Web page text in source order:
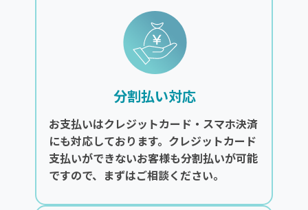
分割払い対応
お支払いはクレジットカード・スマホ決済
にも対応しております。クレジットカード
支払いができないお客様も分割払いが可能
ですので、まずはご相談ください。